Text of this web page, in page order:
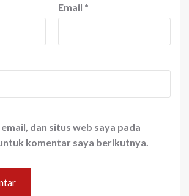
Email *
dan situs web saya pada
komentar saya berikutnya.